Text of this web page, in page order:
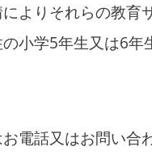
よりそれらの教育
小学5年生又は6年
電話又はお問い合